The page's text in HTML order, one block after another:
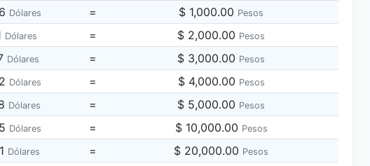
Dólares = $ 1,000.00 Pesos
Dólares = $ 2,000.00 Pesos
Dólares = $ 3,000.00 Pesos
Dólares = $ 4,000.00 Pesos
Dólares = $ 5,000.00 Pesos
Dólares = $ 10,000.00 Pesos
Dólares = $ 20,000.00 Pesos